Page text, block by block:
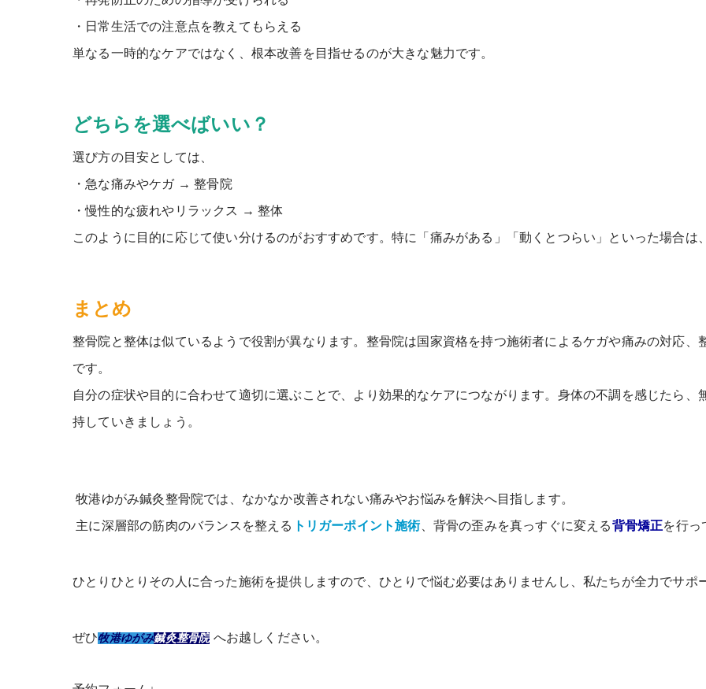
・日常生活での注意点を教えてもらえる
単なる一時的なケアではなく、根本改善を目指せるのが大きな魅力です。
どちらを選べばいい？
選び方の目安としては、
・急な痛みやケガ → 整骨院
・慢性的な疲れやリラックス → 整体
このように目的に応じて使い分けるのがおすすめです。特に「痛みがある」「動くとつらい」といった場合は
まとめ
整骨院と整体は似ているようで役割が異なります。整骨院は国家資格を持つ施術者によるケガや痛みの対応
です。
自分の症状や目的に合わせて適切に選ぶことで、より効果的なケアにつながります。身体の不調を感じたら
持していきましょう。
牧港ゆがみ鍼灸整骨院では、なかなか改善されない痛みやお悩みを解決へ目指します。
主に深層部の筋肉のバランスを整える トリガーポイント施術、背骨の歪みを真っすぐに変える背骨矯正を行っ
ひとりひとりその人に合った施術を提供しますので、ひとりで悩む必要はありませんし、私たちが全力でサポ
ぜひ牧港ゆがみ鍼灸整骨院 へお越しください。